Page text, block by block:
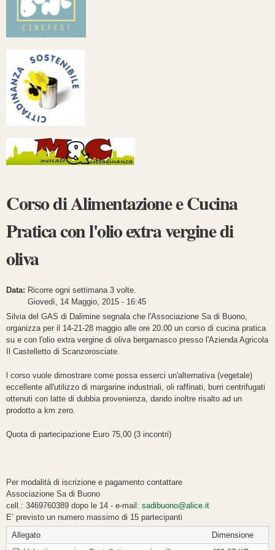
Corso di Alimentazione e Cucina
Pratica con l'olio extra vergine di
oliva
Data: Ricorre ogni settimana 3 volte.
Giovedì, 14 Maggio, 2015 - 16:45
Silvia del GAS di Dalimine segnala che l'Associazione Sa di Buono,
organizza per il 14-21-28 maggio alle ore 20.00 un corso di cucina pratica
su e con l'olio extra vergine di oliva bergamasco presso l'Azienda Agricola
Il Castelletto di Scanzorosciate.
l corso vuole dimostrare come possa esserci un'alternativa (vegetale)
eccellente all'utilizzo di margarine industriali, oli raffinati, burri centrifugati
ottenuti con latte di dubbia provenienza, dando inoltre risalto ad un
prodotto a km zero.
Quota di partecipazione Euro 75,00 (3 incontri)
Per modalità di iscrizione e pagamento contattare
Associazione Sa di Buono
cell.: 3469760389 dopo le 14 - e-mail: sadibuono@alice.it
E’ previsto un numero massimo di 15 partecipanti
Allegato
Dimensione